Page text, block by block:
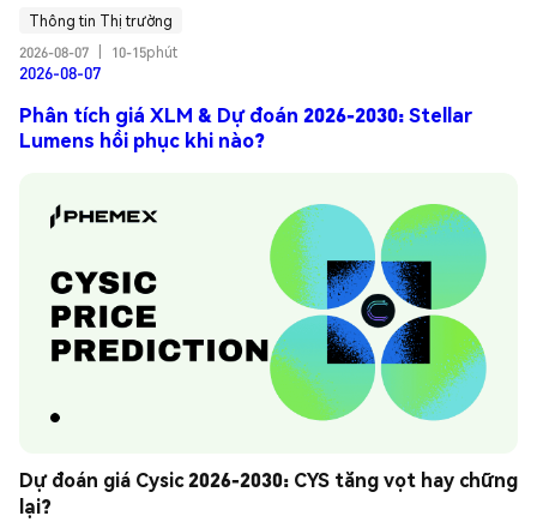
Thông tin Thị trường
2026-08-07
10-15phút
2026-08-07
Phân tích giá XLM & Dự đoán 2026-2030: Stellar
Lumens hồi phục khi nào?
Dự đoán giá Cysic 2026-2030: CYS tăng vọt hay chững
lại?